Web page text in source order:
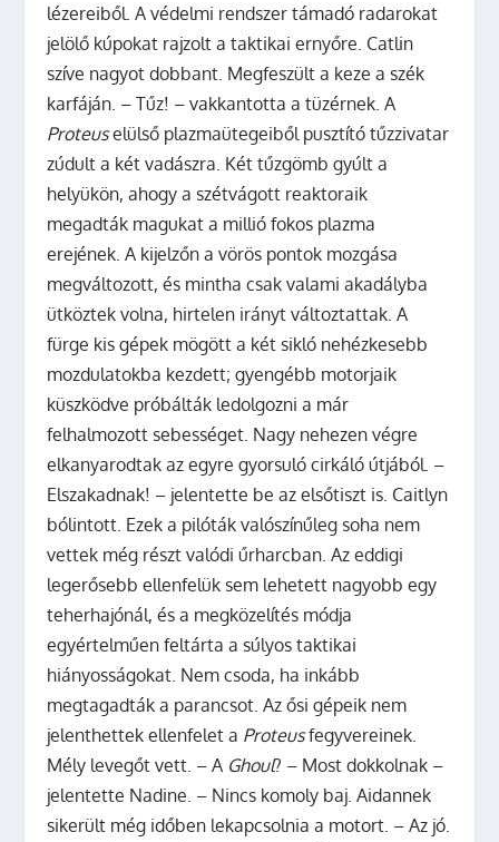
lézereiből. A védelmi rendszer támadó radarokat
jelölő kúpokat rajzolt a taktikai ernyőre. Catlin
szíve nagyot dobbant. Megfeszült a keze a szék
karfáján. – Tűz! – vakkantotta a tüzérnek. A
Proteuselülső plazmaütegeiből pusztító tűzzivatar
zúdult a két vadászra. Két tűzgömb gyúlt a
helyükön, ahogy a szétvágott reaktoraik
megadták magukat a millió fokos plazma
erejének. A kijelzőn a vörös pontok mozgása
megváltozott, és mintha csak valami akadályba
ütköztek volna, hirtelen irányt változtattak. A
fürge kis gépek mögött a két sikló nehézkesebb
mozdulatokba kezdett; gyengébb motorjaik
küszködve próbálták ledolgozni a már
felhalmozott sebességet. Nagy nehezen végre
elkanyarodtak az egyre gyorsuló cirkáló útjából. –
Elszakadnak! – jelentette be az elsőtiszt is. Caitlyn
bólintott. Ezek a pilóták valószínűleg soha nem
vettek még részt valódi űrharcban. Az eddigi
legerősebb ellenfelük sem lehetett nagyobb egy
teherhajónál, és a megközelítés módja
egyértelműen feltárta a súlyos taktikai
hiányosságokat. Nem csoda, ha inkább
megtagadták a parancsot. Az ősi gépeik nem
jelenthettek ellenfelet a Proteusfegyvereinek.
Mély levegőt vett. – A Ghoul? – Most dokkolnak –
jelentette Nadine. – Nincs komoly baj. Aidannek
sikerült még időben lekapcsolnia a motort. – Az jó.